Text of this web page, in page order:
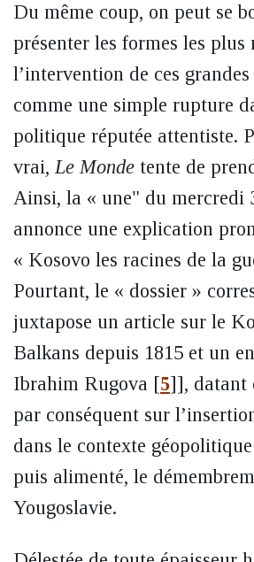
Du même coup, on peut se
présenter les formes les plus
l’intervention de ces grandes
comme une simple rupture
politique réputée attentiste.
vrai,Le Monde tente de
Ainsi, la « une" du mercredi
annonce une explication
« Kosovo les racines de la
Pourtant, le « dossier »
juxtapose un article sur le
Balkans depuis 1815 et un
Ibrahim Rugova [5]], datant
par conséquent sur
dans le contexte
puis alimenté, le
Yougoslavie.